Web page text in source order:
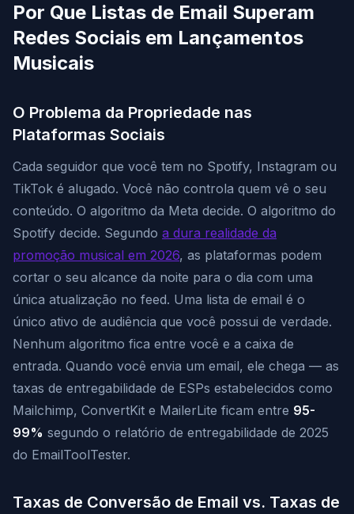
Por Que Listas de Email Superam
Redes Sociais em Lançamentos
Musicais
O Problema da Propriedade nas
Plataformas Sociais
Cada seguidor que você tem no Spotify, Instagram ou
TikTok é alugado. Você não controla quem vê o seu
conteúdo. O algoritmo da Meta decide. O algoritmo do
Spotify decide. Segundo a dura realidade da
promoção musical em 2026, as plataformas podem
cortar o seu alcance da noite para o dia com uma
única atualização no feed. Uma lista de email é o
único ativo de audiência que você possui de verdade.
Nenhum algoritmo fica entre você e a caixa de
entrada. Quando você envia um email, ele chega — as
taxas de entregabilidade de ESPs estabelecidos como
Mailchimp, ConvertKit e MailerLite ficam entre 95-
99% segundo o relatório de entregabilidade de 2025
do EmailToolTester.
Taxas de Conversão de Email vs. Taxas de